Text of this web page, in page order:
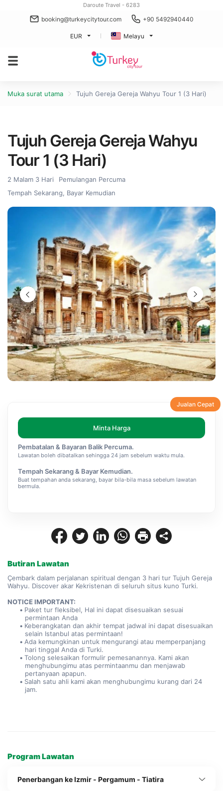
Daroute Travel - 6283
booking@turkeycitytour.com +90 5492940440
EUR Melayu
Muka surat utama Tujuh Gereja Gereja Wahyu Tour 1 (3 Hari)
Butiran Lawatan
Çembark dalam perjalanan spiritual dengan 3 hari tur Tujuh Gereja
Wahyu. Discover akar Kekristenan di seluruh situs kuno Turki.
NOTICE IMPORTANT:
Paket tur fleksibel, Hal ini dapat disesuaikan sesuai
permintaan Anda
Keberangkatan dan akhir tempat jadwal ini dapat disesuaikan
selain Istanbul atas permintaan!
Ada kemungkinan untuk mengurangi atau memperpanjang
hari tinggal Anda di Turki.
Tolong selesaikan formulir pemesanannya. Kami akan
menghubungimu atas permintaanmu dan menjawab
pertanyaan apapun.
Salah satu ahli kami akan menghubungimu kurang dari 24
jam.
Program Lawatan
Penerbangan ke Izmir - Pergamum - Tiatira
Tujuh Gereja Gereja Wahyu
Tour 1 (3 Hari)
2 Malam 3 Hari
Pemulangan Percuma
Tempah Sekarang, Bayar Kemudian
Jualan Cepat
Minta Harga
Pembatalan & Bayaran Balik Percuma.
Lawatan boleh dibatalkan sehingga 24 jam sebelum waktu mula.
Tempah Sekarang & Bayar Kemudian.
Buat tempahan anda sekarang, bayar bila-bila masa sebelum lawatan
bermula.